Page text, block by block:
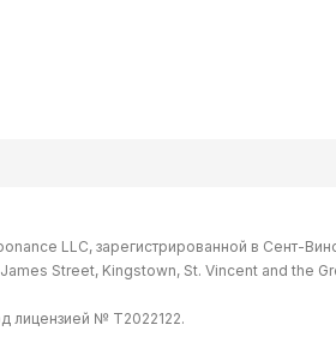
LLC, зарегистрированной в Сент-
Street, Kingstown, St. Vincent and the
лицензией № T2022122.